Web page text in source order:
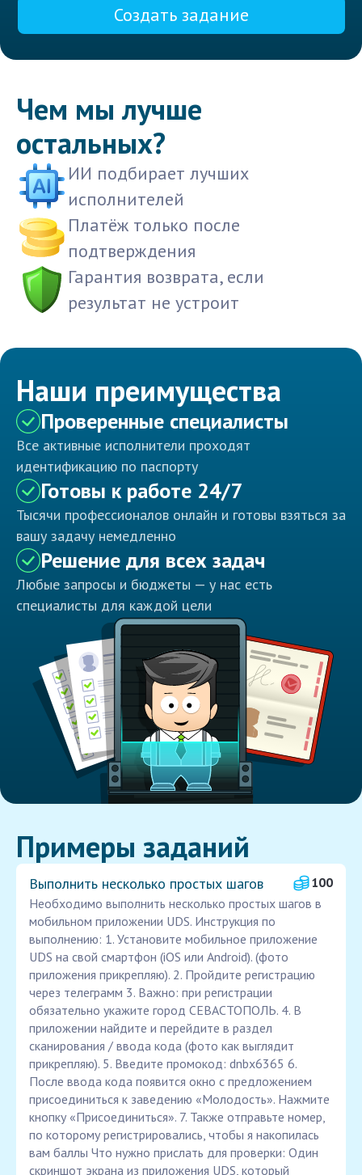
Создать задание
Чем мы лучше
остальных?
ИИ подбирает лучших
исполнителей
Платёж только после
подтверждения
Гарантия возврата, если
результат не устроит
Наши преимущества
Проверенные специалисты
Все активные исполнители проходят
идентификацию по паспорту
Готовы к работе 24/7
Тысячи профессионалов онлайн и готовы взяться за
вашу задачу немедленно
Решение для всех задач
Любые запросы и бюджеты — у нас есть
специалисты для каждой цели
Примеры заданий
Выполнить несколько простых шагов
100
Необходимо выполнить несколько простых шагов в
мобильном приложении UDS. Инструкция по
выполнению: 1. Установите мобильное приложение
UDS на свой смартфон (iOS или Android). (фото
приложения прикрепляю). 2. Пройдите регистрацию
через телеграмм 3. Важно: при регистрации
обязательно укажите город СЕВАСТОПОЛЬ. 4. В
приложении найдите и перейдите в раздел
сканирования / ввода кода (фото как выглядит
прикрепляю). 5. Введите промокод: dnbx6365 6.
После ввода кода появится окно с предложением
присоединиться к заведению «Молодость». Нажмите
кнопку «Присоединиться». 7. Также отправьте номер,
по которому регистрировались, чтобы я накопилась
вам баллы Что нужно прислать для проверки: Один
скриншот экрана из приложения UDS, который